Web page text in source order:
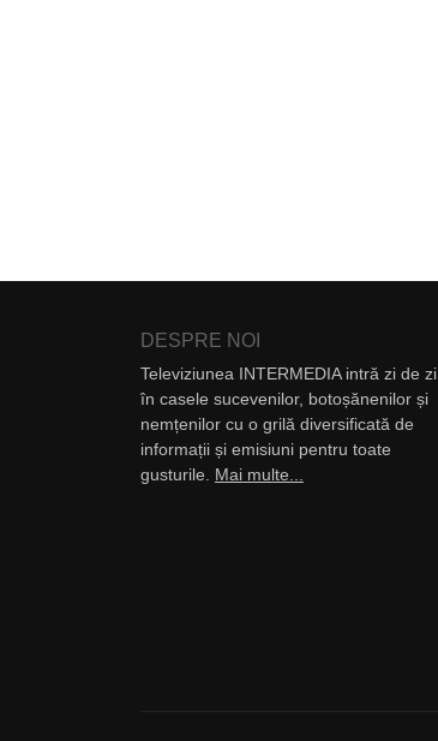
DESPRE NOI
Televiziunea INTERMEDIA intră zi de zi
în casele sucevenilor, botoșănenilor și
nemțenilor cu o grilă diversificată de
informații și emisiuni pentru toate
gusturile. Mai multe...